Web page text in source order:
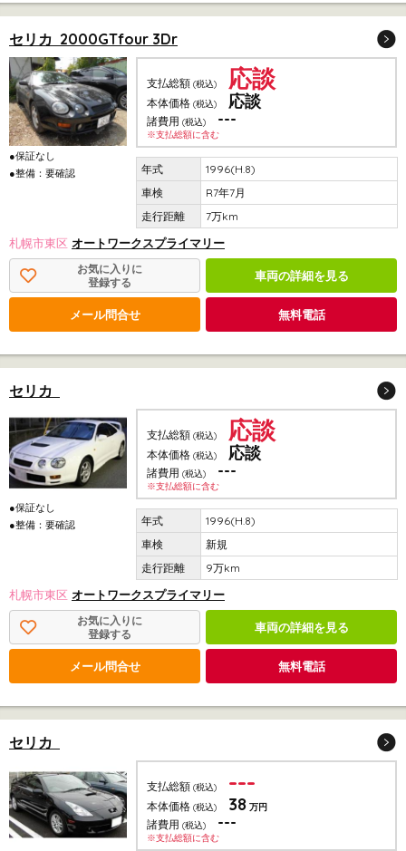
セリカ 2000GTfour 3Dr
●保証なし
●整備：要確認
支払総額 (税込) 応談
本体価格 (税込) 応談
諸費用 (税込) ---
※支払総額に含む
1996(H.8)
R7年7月
7万km
札幌市東区 オートワークスプライマリー
お気に入りに
登録する
車両の詳細を見る
メール問合せ 無料電話
セリカ
●保証なし
●整備：要確認
支払総額 (税込) 応談
本体価格 (税込) 応談
諸費用 (税込) ---
※支払総額に含む
1996(H.8)
新規
9万km
札幌市東区 オートワークスプライマリー
お気に入りに
登録する
車両の詳細を見る
メール問合せ 無料電話
セリカ
支払総額 (税込) ---
本体価格 (税込) 38 万円
諸費用 (税込) ---
※支払総額に含む